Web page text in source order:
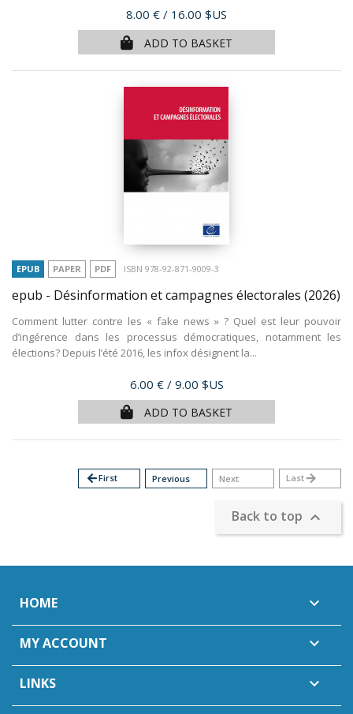
Price
8.00 € / 16.00 $US
ADD TO BASKET
EPUB PAPER PDF ISBN 978-92-871-9009-3
epub - Désinformation et campagnes électorales (2026)
Comment lutter contre les « fake news » ? Quel est leur pouvoir
d’ingérence dans les processus démocratiques, notamment les
élections? Depuis l’été 2016, les infox désignent la...
Price
6.00 € / 9.00 $US
ADD TO BASKET
arrow_backFirst Previous Next Last arrow_forward
Back to top 
HOME 
MY ACCOUNT 
LINKS 